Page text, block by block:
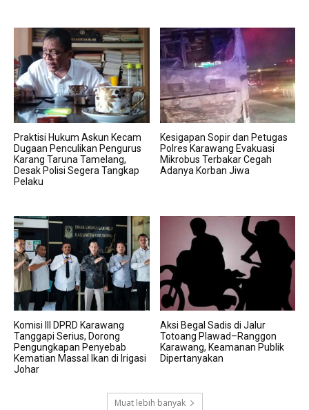
Praktisi Hukum Askun Kecam
Dugaan Penculikan Pengurus
Karang Taruna Tamelang,
Desak Polisi Segera Tangkap
Pelaku
Kesigapan Sopir dan Petugas
Polres Karawang Evakuasi
Mikrobus Terbakar Cegah
Adanya Korban Jiwa
Komisi III DPRD Karawang
Tanggapi Serius, Dorong
Pengungkapan Penyebab
Kematian Massal Ikan di Irigasi
Johar
Aksi Begal Sadis di Jalur
Totoang Plawad–Ranggon
Karawang, Keamanan Publik
Dipertanyakan
Muat lebih banyak